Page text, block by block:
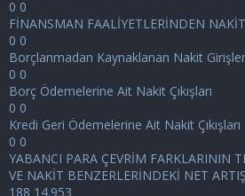
0 0
FİNANSMAN FAALİYETLERİNDEN
0 0
Borçlanmadan Kaynaklanan Nakit
0 0
Borç Ödemelerine Ait Nakit Çıkışları
0 0
Kredi Geri Ödemelerine Ait Nakit Çıkışları
0 0
YABANCI PARA ÇEVRİM FARKLARININ
VE NAKİT BENZERLERİNDEKİ NET
188 14.953